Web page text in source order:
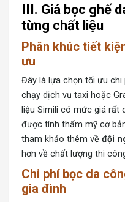
III. Giá bọc ghế
từng chất liệu
Phân khúc tiết
ưu
Đây là lựa chọn tối ưu chi
chạy dịch vụ taxi hoặc
liệu Simili có mức giá rất
được tính thẩm mỹ cơ
tham khảo thêm về đội
hơn về chất lượng thi
Chi phí bọc da
gia đình